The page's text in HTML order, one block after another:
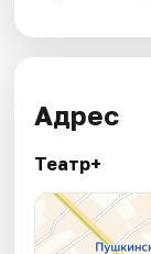
Адрес
Театр+